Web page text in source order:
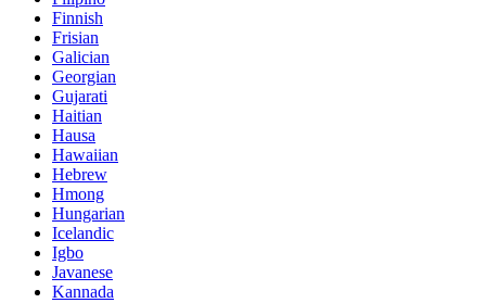
Finnish
Frisian
Galician
Georgian
Gujarati
Haitian
Hausa
Hawaiian
Hebrew
Hmong
Hungarian
Icelandic
Igbo
Javanese
Kannada